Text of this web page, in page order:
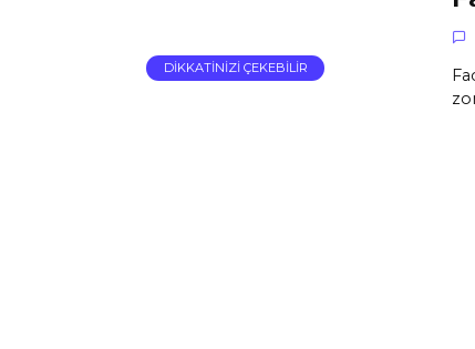
DIKKATINIZI ÇEKEBILIR